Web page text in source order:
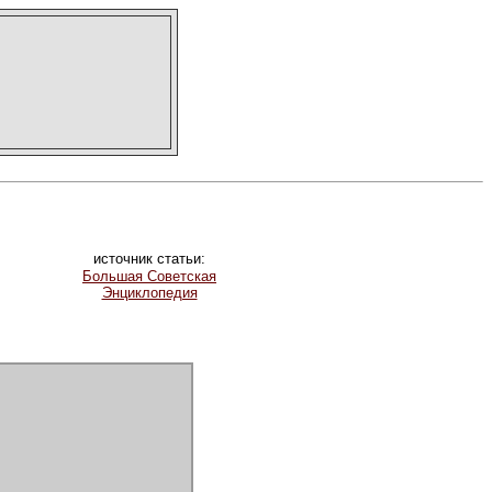
источник статьи:
Большая Советская
Энциклопедия